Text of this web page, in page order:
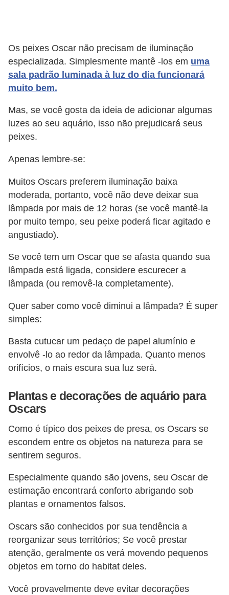
Os peixes Oscar não precisam de iluminação
especializada. Simplesmente mantê -los em uma
sala padrão luminada à luz do dia funcionará
muito bem.
Mas, se você gosta da ideia de adicionar algumas
luzes ao seu aquário, isso não prejudicará seus
peixes.
Apenas lembre-se:
Muitos Oscars preferem iluminação baixa
moderada, portanto, você não deve deixar sua
lâmpada por mais de 12 horas (se você mantê-la
por muito tempo, seu peixe poderá ficar agitado e
angustiado).
Se você tem um Oscar que se afasta quando sua
lâmpada está ligada, considere escurecer a
lâmpada (ou removê-la completamente).
Quer saber como você diminui a lâmpada? É super
simples:
Basta cutucar um pedaço de papel alumínio e
envolvê -lo ao redor da lâmpada. Quanto menos
orifícios, o mais escura sua luz será.
Plantas e decorações de aquário para
Oscars
Como é típico dos peixes de presa, os Oscars se
escondem entre os objetos na natureza para se
sentirem seguros.
Especialmente quando são jovens, seu Oscar de
estimação encontrará conforto abrigando sob
plantas e ornamentos falsos.
Oscars são conhecidos por sua tendência a
reorganizar seus territórios; Se você prestar
atenção, geralmente os verá movendo pequenos
objetos em torno do habitat deles.
Você provavelmente deve evitar decorações